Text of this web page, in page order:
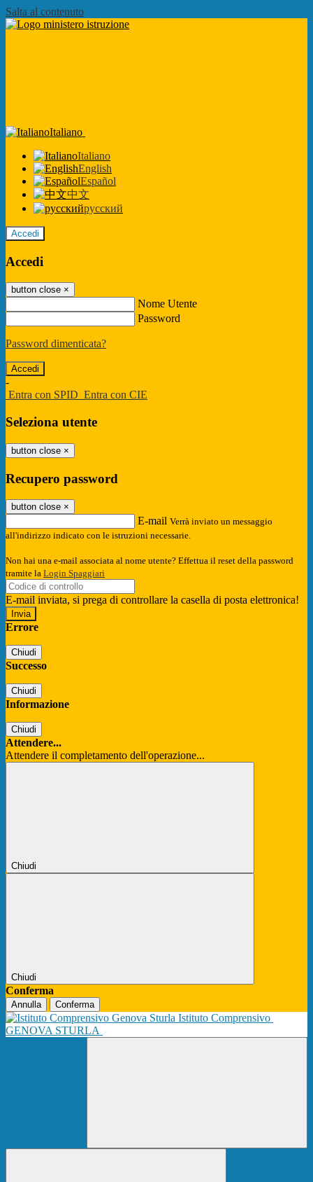
Salta al contenuto
Italiano
Italiano
English
Español
中文
русский
Accedi
Accedi
button close ×
Nome Utente
Password
Password dimenticata?
-
Entra con SPID Entra con CIE
Seleziona utente
button close ×
Recupero password
button close ×
E-mail Verrà inviato un messaggio
all'indirizzo indicato con le istruzioni necessarie.
Non hai una e-mail associata al nome utente? Effettua il reset della password
tramite la Login Spaggiari
E-mail inviata, si prega di controllare la casella di posta elettronica!
Errore
Chiudi
Successo
Chiudi
Informazione
Chiudi
Attendere...
Attendere il completamento dell'operazione...
Chiudi
Chiudi
Conferma
Annulla Conferma
Istituto Comprensivo
GENOVA STURLA